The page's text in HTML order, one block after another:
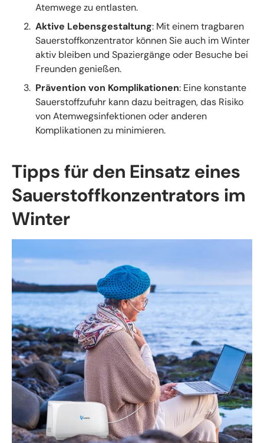
Atemwege zu entlasten.
Aktive Lebensgestaltung: Mit einem tragbaren
Sauerstoffkonzentrator können Sie auch im Winter
aktiv bleiben und Spaziergänge oder Besuche bei
Freunden genießen.
Prävention von Komplikationen: Eine konstante
Sauerstoffzufuhr kann dazu beitragen, das Risiko
von Atemwegsinfektionen oder anderen
Komplikationen zu minimieren.
Tipps für den Einsatz eines
Sauerstoffkonzentrators im
Winter